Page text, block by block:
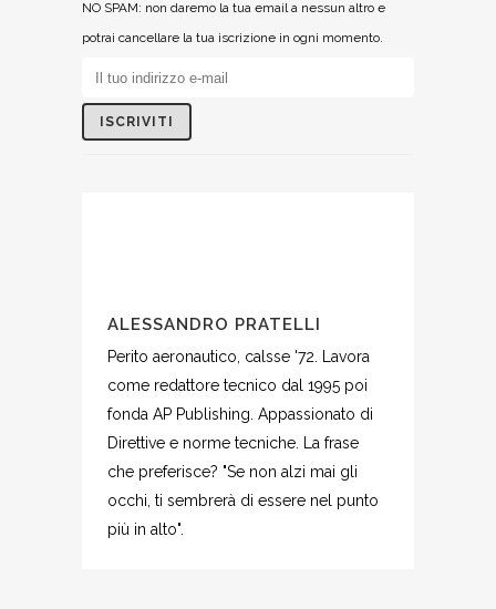
NO SPAM: non daremo la tua email a nessun altro e
potrai cancellare la tua iscrizione in ogni momento.
ALESSANDRO PRATELLI
Perito aeronautico, calsse '72. Lavora
come redattore tecnico dal 1995 poi
fonda AP Publishing. Appassionato di
Direttive e norme tecniche. La frase
che preferisce? "Se non alzi mai gli
occhi, ti sembrerà di essere nel punto
più in alto".